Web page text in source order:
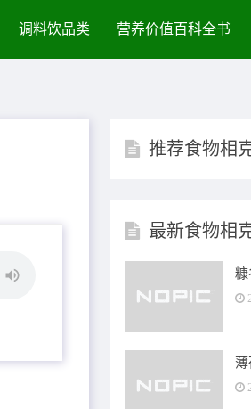
调料饮品类 营养价值百科全书
推荐食物相
最新食物相
糠
薄